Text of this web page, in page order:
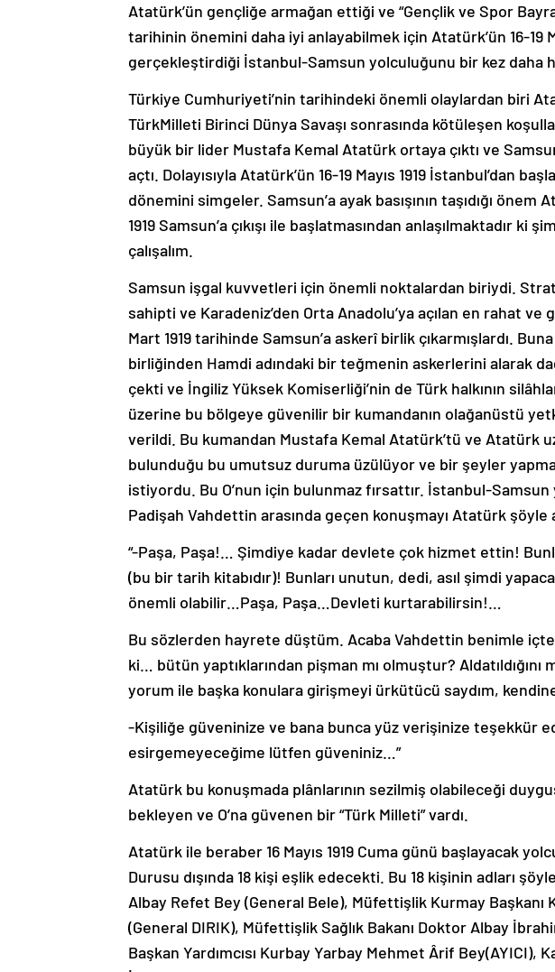
Atatürk’ün gençliğe armağan ettiği ve “Gençlik ve Spor
tarihinin önemini daha iyi anlayabilmek için Atatürk’ün 16-19
gerçekleştirdiği İstanbul-Samsun yolculuğunu bir kez daha
Türkiye Cumhuriyeti’nin tarihindeki önemli olaylardan biri
TürkMilleti Birinci Dünya Savaşı sonrasında kötüleşen
büyük bir lider Mustafa Kemal Atatürk ortaya çıktı ve
açtı. Dolayısıyla Atatürk’ün 16-19 Mayıs 1919 İstanbul’dan
dönemini simgeler. Samsun’a ayak basışının taşıdığı önem
1919 Samsun’a çıkışı ile başlatmasından anlaşılmaktadır ki
çalışalım.
Samsun işgal kuvvetleri için önemli noktalardan biriydi.
sahipti ve Karadeniz’den Orta Anadolu’ya açılan en rahat ve
Mart 1919 tarihinde Samsun’a askerî birlik çıkarmışlardı.
birliğinden Hamdi adındaki bir teğmenin askerlerini alarak
çekti ve İngiliz Yüksek Komiserliği’nin de Türk halkının
üzerine bu bölgeye güvenilir bir kumandanın olağanüstü
verildi. Bu kumandan Mustafa Kemal Atatürk’tü ve Atatürk
bulunduğu bu umutsuz duruma üzülüyor ve bir şeyler
istiyordu. Bu O’nun için bulunmaz fırsattır. İstanbul-
Padişah Vahdettin arasında geçen konuşmayı Atatürk şöyle
“-Paşa, Paşa!… Şimdiye kadar devlete çok hizmet ettin!
(bu bir tarih kitabıdır)! Bunları unutun, dedi, asıl şimdi
önemli olabilir…Paşa, Paşa…Devleti kurtarabilirsin!…
Bu sözlerden hayrete düştüm. Acaba Vahdettin benimle
ki… bütün yaptıklarından pişman mı olmuştur? Aldatıldığını
yorum ile başka konulara girişmeyi ürkütücü saydım,
-Kişiliğe güveninize ve bana bunca yüz verişinize teşekkür
esirgemeyeceğime lütfen güveniniz…”
Atatürk bu konuşmada plânlarının sezilmiş olabileceği
bekleyen ve O’na güvenen bir “Türk Milleti” vardı.
Atatürk ile beraber 16 Mayıs 1919 Cuma günü başlayacak
Durusu dışında 18 kişi eşlik edecekti. Bu 18 kişinin adları
Albay Refet Bey (General Bele), Müfettişlik Kurmay Başkanı
(General DIRIK), Müfettişlik Sağlık Bakanı Doktor Albay
Başkan Yardımcısı Kurbay Yarbay Mehmet Ârif Bey(AYICI),